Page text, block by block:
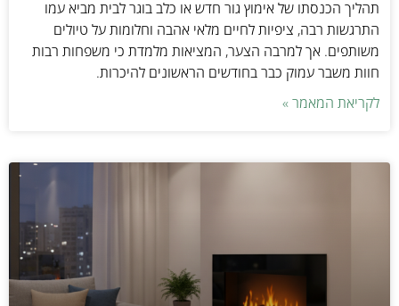
תהליך הכנסתו של אימוץ גור חדש או כלב בוגר לבית מביא עמו
התרגשות רבה, ציפיות לחיים מלאי אהבה וחלומות על טיולים
משותפים. אך למרבה הצער, המציאות מלמדת כי משפחות רבות
חוות משבר עמוק כבר בחודשים הראשונים להיכרות.
לקריאת המאמר »